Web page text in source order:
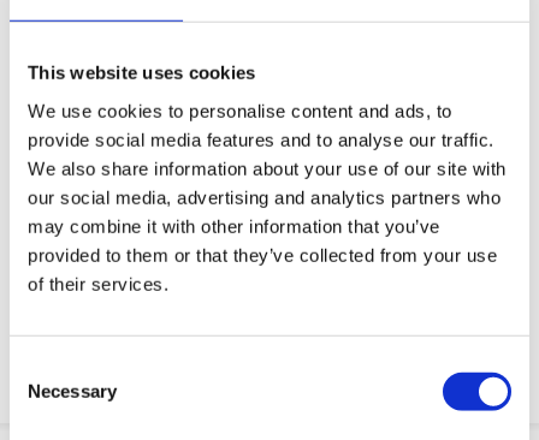
This website uses cookies
We use cookies to personalise content and ads, to
provide social media features and to analyse our traffic.
We also share information about your use of our site with
our social media, advertising and analytics partners who
may combine it with other information that you’ve
provided to them or that they’ve collected from your use
of their services.
Selection
Necessary
Entrega rápida
Modelos CAD 3D
Serviço de engenharia
Estimated time:Fabricado por encomenda
Peça parte OE
Download PDF